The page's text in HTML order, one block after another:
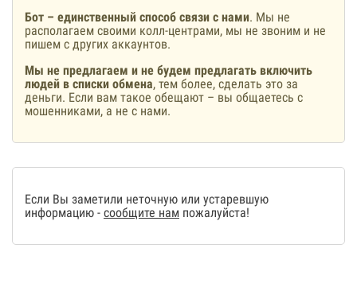
Бот – единственный способ связи с нами. Мы не
располагаем своими колл-центрами, мы не звоним и не
пишем с других аккаунтов.
Мы не предлагаем и не будем предлагать включить
людей в списки обмена, тем более, сделать это за
деньги. Если вам такое обещают – вы общаетесь с
мошенниками, а не с нами.
Если Вы заметили неточную или устаревшую
информацию - сообщите нам пожалуйста!